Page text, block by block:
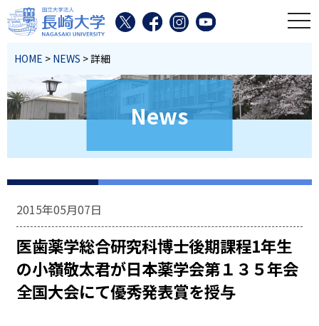
HOME > NEWS > 詳細
News
2015年05月07日
医歯薬学総合研究科博士後期課程1年生
の小嶺敬太君が日本薬学会第１３５年会
全国大会にて優秀発表賞を授与